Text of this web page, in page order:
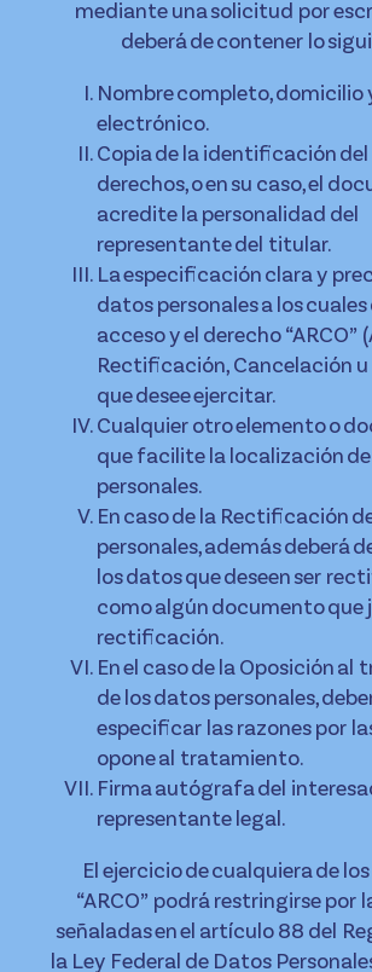
mediante una solicitud por
deberá de contener lo
Nombre completo, domicilio
electrónico.
Copia de la identificación
derechos, o en su caso, el
acredite la personalidad del
representante del titular.
La especificación clara y
datos personales a los
acceso y el derecho “ARCO”
Rectificación, Cancelación
que desee ejercitar.
Cualquier otro elemento o
que facilite la localización
personales.
En caso de la Rectificación
personales, además deberá
los datos que deseen ser
como algún documento que
rectificación.
En el caso de la Oposición
de los datos personales,
especificar las razones por
opone al tratamiento.
Firma autógrafa del
representante legal.
El ejercicio de cualquiera de
“ARCO” podrá restringirse por
señaladas en el artículo 88 del
la Ley Federal de Datos